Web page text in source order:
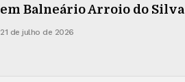
em Balneário Arroio do Silva
21 de julho de 2026